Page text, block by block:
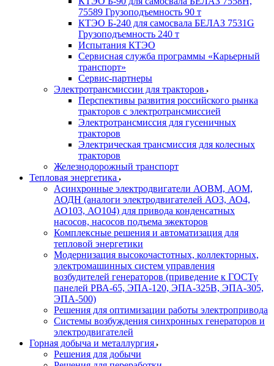
75589 Грузоподъемность 90 т
КТЭО Б-240 для самосвала БЕЛАЗ 7531G
Грузоподъемность 240 т
Испытания КТЭО
Сервисная служба программы «Карьерный
транспорт»
Сервис-партнеры
Электротрансмиссии для тракторов
Перспективы развития российского рынка
тракторов с электротрансмиссией
Электротрансмиссия для гусеничных
тракторов
Электрическая трансмиссия для колесных
тракторов
Железнодорожный транспорт
Тепловая энергетика
Асинхронные электродвигатели АОВМ, АОМ,
АОДН (аналоги электродвигателей АО3, АО4,
АО103, АО104) для привода конденсатных
насосов, насосов подъема эжекторов
Комплексные решения и автоматизация для
тепловой энергетики
Модернизация высокочастотных, коллекторных,
электромашинных систем управления
возбудителей генераторов (приведение к ГОСТу
панелей РВА-65, ЭПА-120, ЭПА-325В, ЭПА-305,
ЭПА-500)
Решения для оптимизации работы электропривода
Системы возбуждения синхронных генераторов и
электродвигателей
Горная добыча и металлургия
Решения для добычи